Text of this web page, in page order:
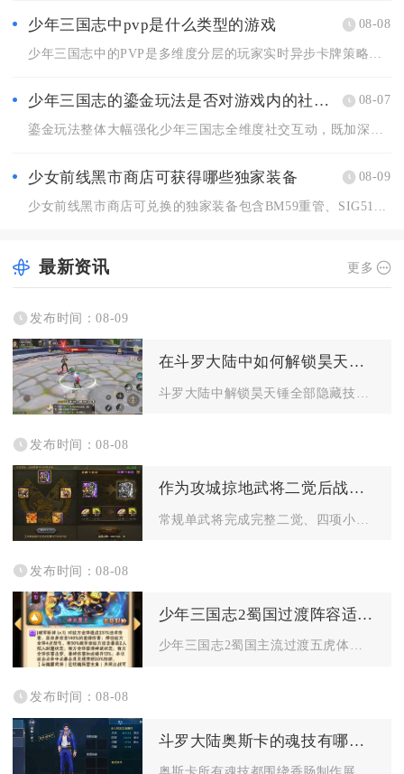
少年三国志中pvp是什么类型的游戏 08-08
少年三国志的鎏金玩法是否对游戏内的社交互动有影响 08-07
少女前线黑市商店可获得哪些独家装备 08-09
少女前线黑市商店可兑换的独家装备包含BM59重管、SIG51...
最新资讯 更多
发布时间：08-09
在斗罗大陆中如何解锁昊天锤的隐藏技能
发布时间：08-08
作为攻城掠地武将二觉后战斗力提升多少
发布时间：08-08
少年三国志2蜀国过渡阵容适合哪些平民玩家
少年三国志2蜀国主流过渡五虎体系、红将无金阵容，最适配零氪白...
发布时间：08-08
斗罗大陆奥斯卡的魂技有哪些特点